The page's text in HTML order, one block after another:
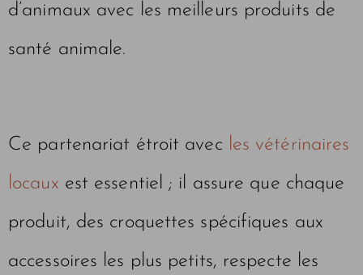
d’animaux avec les meilleurs produits de
santé animale.
Ce partenariat étroit avec les vétérinaires
locaux est essentiel ; il assure que chaque
produit, des croquettes spécifiques aux
accessoires les plus petits, respecte les